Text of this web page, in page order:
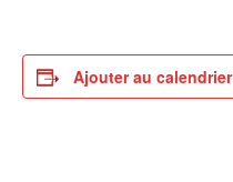
Ajouter au calendrier